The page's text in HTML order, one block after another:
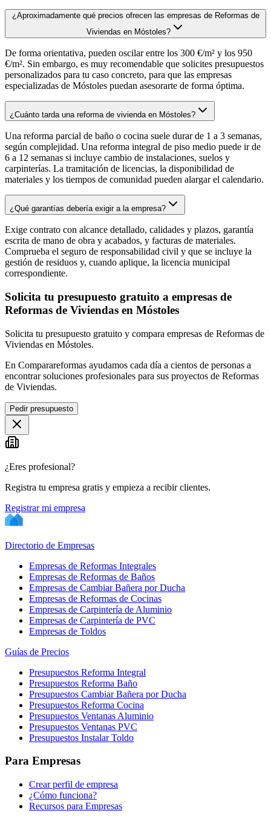
¿Aproximadamente qué precios ofrecen las empresas de Reformas de
Viviendas en Móstoles?
De forma orientativa, pueden oscilar entre los 300 €/m² y los 950
€/m². Sin embargo, es muy recomendable que solicites presupuestos
personalizados para tu caso concreto, para que las empresas
especializadas de Móstoles puedan asesorarte de forma óptima.
¿Cuánto tarda una reforma de vivienda en Móstoles?
Una reforma parcial de baño o cocina suele durar de 1 a 3 semanas,
según complejidad. Una reforma integral de piso medio puede ir de
6 a 12 semanas si incluye cambio de instalaciones, suelos y
carpinterías. La tramitación de licencias, la disponibilidad de
materiales y los tiempos de comunidad pueden alargar el calendario.
¿Qué garantías debería exigir a la empresa?
Exige contrato con alcance detallado, calidades y plazos, garantía
escrita de mano de obra y acabados, y facturas de materiales.
Comprueba el seguro de responsabilidad civil y que se incluye la
gestión de residuos y, cuando aplique, la licencia municipal
correspondiente.
Solicita tu presupuesto gratuito a empresas de
Reformas de Viviendas en Móstoles
Solicita tu presupuesto gratuito y compara empresas de Reformas de
Viviendas en Móstoles.
En Comparareformas ayudamos cada día a cientos de personas a
encontrar soluciones profesionales para sus proyectos de Reformas
de Viviendas.
Pedir presupuesto
¿Eres profesional?
Registra tu empresa gratis y empieza a recibir clientes.
Registrar mi empresa
Directorio de Empresas
Empresas de Reformas Integrales
Empresas de Reformas de Baños
Empresas de Cambiar Bañera por Ducha
Empresas de Reformas de Cocinas
Empresas de Carpintería de Aluminio
Empresas de Carpintería de PVC
Empresas de Toldos
Guías de Precios
Presupuestos Reforma Integral
Presupuestos Reforma Baño
Presupuestos Cambiar Bañera por Ducha
Presupuestos Reforma Cocina
Presupuestos Ventanas Aluminio
Presupuestos Ventanas PVC
Presupuestos Instalar Toldo
Para Empresas
Crear perfil de empresa
¿Cómo funciona?
Recursos para Empresas